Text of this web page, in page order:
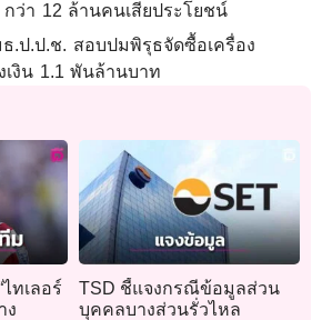
ว่า 12 ล้านคนเสียประโยชน์
.ป.ป.ช. สอบปมพิรุธจัดซื้อเครื่อง
เงิน 1.1 พันล้านบาท
ไทเลอร์
ง
TSD ชี้แจงกรณีข้อมูลส่วน
บุคคลบางส่วนรั่วไหล